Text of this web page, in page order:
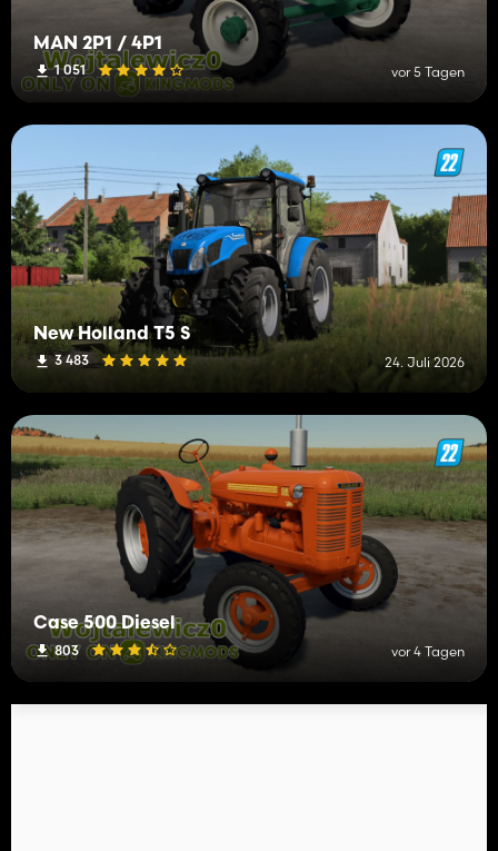
MAN 2P1 / 4P1
1 051 vor 5 Tagen
New Holland T5 S
3 483 24. Juli 2026
Case 500 Diesel
803 vor 4 Tagen